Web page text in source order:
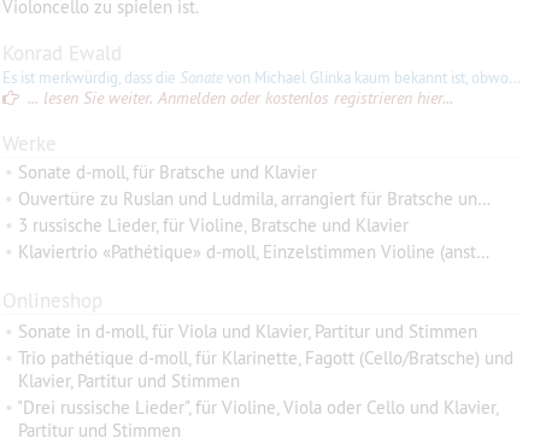
Violoncello zu spielen ist.
Konrad Ewald
Es ist merkwürdig, dass die Sonatevon Michael Glinka kaum bekannt ist, obwohl er selbst als (Opern-)Komponist nie vergessen war. Der 1. Satz hebt mit einem einprägsamen Thema in d-moll an. Der weitere Verlauf
... lesen Sie weiter. Anmelden oder kostenlos registrieren hier...
Werke
• Sonate d-moll, für Bratsche und Klavier
• Ouvertüre zu Ruslan und Ludmila, arrangiert für Bratsche und Klavier
• 3 russische Lieder, für Violine, Bratsche und Klavier
• Klaviertrio «Pathétique» d-moll, Einzelstimmen Violine (anstatt Klarinette) und Bratsche (anstatt Fagott)
Onlineshop
• Sonate in d-moll, für Viola und Klavier, Partitur und Stimmen
• Trio pathétique d-moll, für Klarinette, Fagott (Cello/Bratsche) und
Klavier, Partitur und Stimmen
• "Drei russische Lieder", für Violine, Viola oder Cello und Klavier,
Partitur und Stimmen